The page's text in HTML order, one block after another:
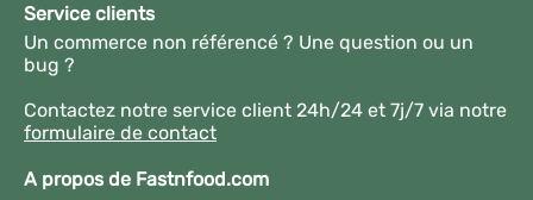
Service clients
Un commerce non référencé ? Une question ou un
bug ?
Contactez notre service client 24h/24 et 7j/7 via notre
formulaire de contact
A propos de Fastnfood.com